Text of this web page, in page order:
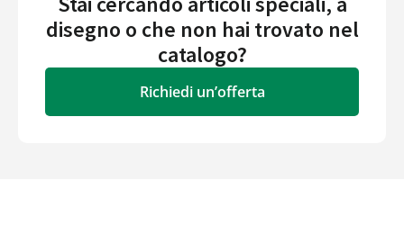
disegno o che non hai trovato nel
catalogo?
Richiedi un’offerta